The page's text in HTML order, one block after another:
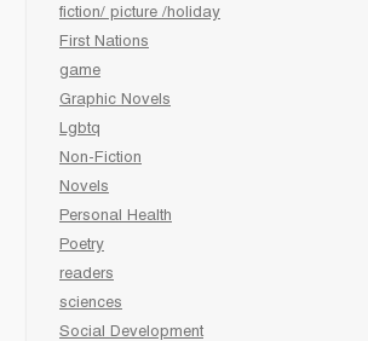
fiction/ picture /holiday
First Nations
game
Graphic Novels
Lgbtq
Non-Fiction
Novels
Personal Health
Poetry
readers
sciences
Social Development